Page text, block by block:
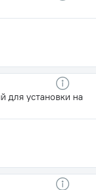
для установки на